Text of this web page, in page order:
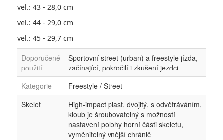
vel.: 43 - 28,0 cm
vel.: 44 - 29,0 cm
vel.: 45 - 29,7 cm
Doporučené
použití
Sportovní street (urban) a freestyle jízda,
začínající, pokročilí i zkušení jezdci.
Kategorie
Freestyle / Street
Skelet
High-impact plast, dvojitý, s odvětráváním,
kloub je šroubovatelný s možností
nastavení polohy horní části skeletu,
vyměnitelný vnější chránič